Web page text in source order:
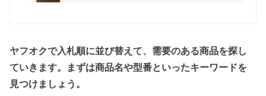
ヤフオクで入札順に並び替えて、需要のある商品を探し
ていきます。まずは商品名や型番といったキーワードを
見つけましょう。